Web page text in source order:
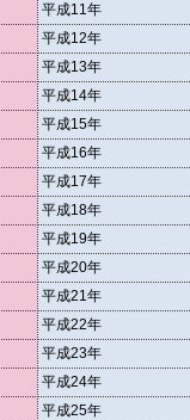
平成11年
平成12年
平成13年
平成14年
平成15年
平成16年
平成17年
平成18年
平成19年
平成20年
平成21年
平成22年
平成23年
平成24年
平成25年